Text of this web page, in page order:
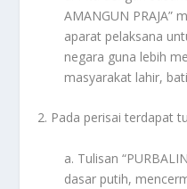
AMANGUN PRAJA”
aparat pelaksana
negara guna lebih
masyarakat lahir,
2. Pada perisai terdapat
a. Tulisan
dasar putih,